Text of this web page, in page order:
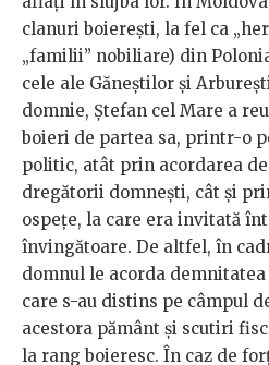
clanuri boiereşti, la fel ca
„familii” nobiliare) din
cele ale Găneştilor şi
domnie, Ştefan cel Mare a
boieri de partea sa, printr-o
politic, atât prin acordarea
dregătorii domneşti, cât şi
ospeţe, la care era invitată
învingătoare. De altfel, în
domnul le acorda
care s-au distins pe câmpul
acestora pământ şi scutiri
la rang boieresc. În caz de